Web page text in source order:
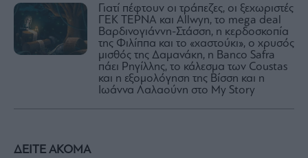
Γιατί πέφτουν οι τράπεζες, οι ξεχωριστές
ΓΕΚ ΤΕΡΝΑ και Allwyn, το mega deal
Βαρδινογιάννη-Στάσση, η κερδοσκοπία
της Φιλίππα και το «χαστούκι», ο χρυσός
μισθός της Δαμανάκη, η Banco Safra
πάει Ρηγίλλης, το κάλεσμα των Coustas
και η εξομολόγηση της Βίσση και η
Ιωάννα Λαλαούνη στο My Story
ΔΕΙΤΕ ΑΚΟΜΑ